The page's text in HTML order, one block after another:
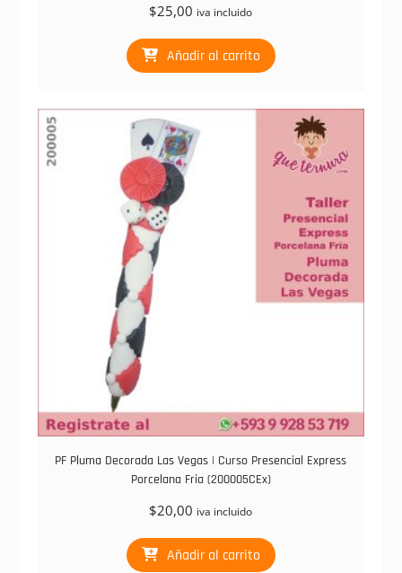
$25,00 iva incluido
Añadir al carrito
PF Pluma Decorada Las Vegas | Curso Presencial Express
Porcelana Fria (200005CEx)
$20,00 iva incluido
Añadir al carrito